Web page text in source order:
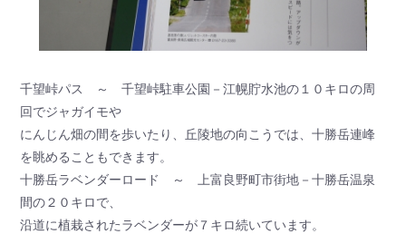
千望峠パス ～ 千望峠駐車公園－江幌貯水池の１０キロの周
回でジャガイモや
にんじん畑の間を歩いたり、丘陵地の向こうでは、十勝岳連峰
を眺めることもできます。
十勝岳ラベンダーロード ～ 上富良野町市街地－十勝岳温泉
間の２０キロで、
沿道に植栽されたラベンダーが７キロ続いています。